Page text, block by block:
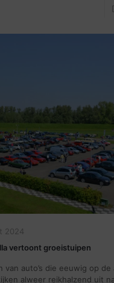
2024
vertoont groeistuipen
van auto’s die eeuwig op
alweer reikhalzend uit